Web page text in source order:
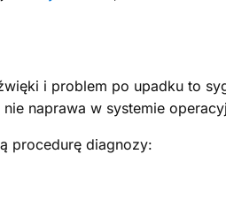
i problem po upadku to
naprawa w systemie
procedurę diagnozy: